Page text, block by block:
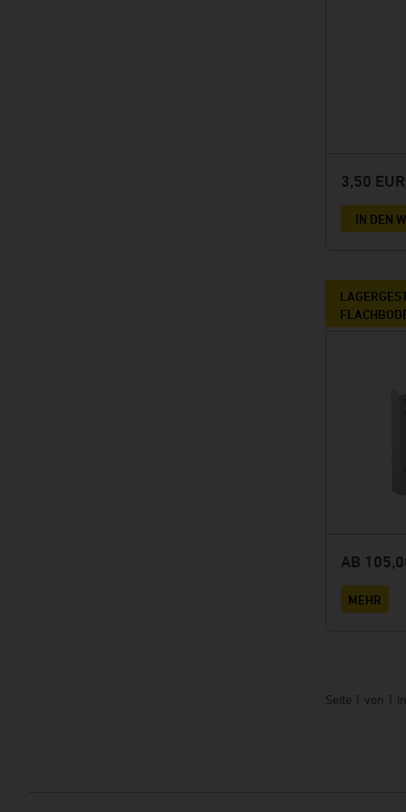
3,50
IN DEN
AB
MEHR
Seite 1 von 1